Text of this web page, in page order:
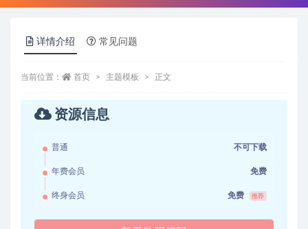
详情介绍 常见问题
当前位置： 首页 主题模板 正文
资源信息
普通 不可下载
年费会员 免费
终身会员 免费 推荐